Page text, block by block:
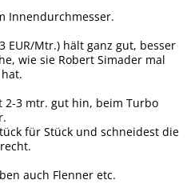
Innendurchmesser.
EUR/Mtr.) hält ganz gut, besser
wie sie Robert Simader mal
2-3 mtr. gut hin, beim Turbo
für Stück und schneidest die
auch Flenner etc.